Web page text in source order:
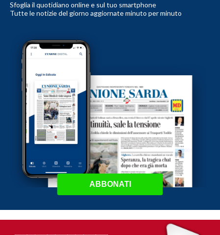
Sfoglia il quotidiano online e sul tuo smartphone
Tutte le notizie del giorno aggiornate minuto per minuto
ABBONATI